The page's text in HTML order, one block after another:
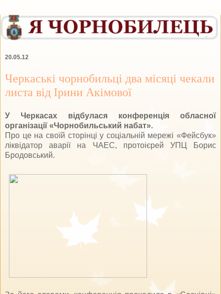
20.05.12
Черкаські чорнобильці два місяці чекали
листа від Ірини Акімової
У Черкасах відбулася конференція обласної
організації «Чорнобильський набат».
Про це на своїй сторінці у соціальній мережі «Фейсбук»
ліквідатор аварії на ЧАЕС, протоієрей УПЦ Борис
Бродовський.